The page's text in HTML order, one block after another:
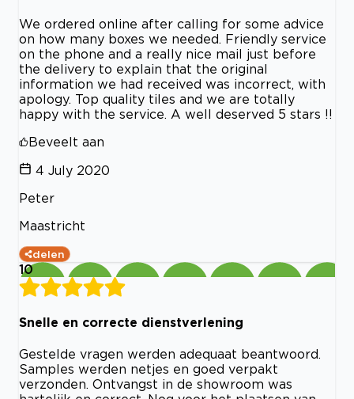
We ordered online after calling for some advice
on how many boxes we needed. Friendly service
on the phone and a really nice mail just before
the delivery to explain that the original
information we had received was incorrect, with
apology. Top quality tiles and we are totally
happy with the service. A well deserved 5 stars !!
Beveelt aan
4 July 2020
Peter
Maastricht
delen
10
Snelle en correcte dienstverlening
Gestelde vragen werden adequaat beantwoord.
Samples werden netjes en goed verpakt
verzonden. Ontvangst in de showroom was